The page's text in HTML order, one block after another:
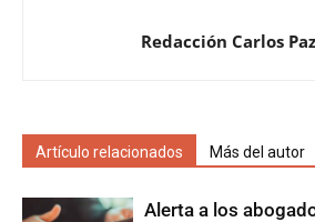
Redacción Carlos
Artículo relacionados Más del autor
Alerta a los